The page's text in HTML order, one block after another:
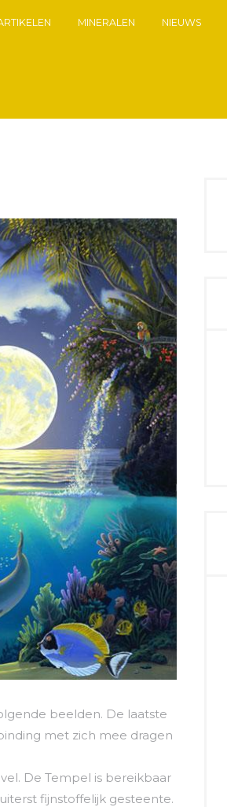
MINERALEN NIEUWS
beelden. De laatste
met zich mee dragen
De Tempel is bereikbaar
fijnstoffelijk gesteente.